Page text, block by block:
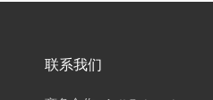
联系我们